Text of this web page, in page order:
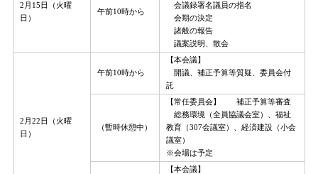
2月15日（火曜
日）
午前10時から
会議録署名議員の指名
会期の決定
諸般の報告
議案説明、散会
2月22日（火曜
日）
午前10時から
【本会議】
開議、補正予算等質疑、委員会付
託
（暫時休憩中）
【常任委員会】 補正予算等審査
総務環境（全員協議会室）、福祉
教育（307会議室）、経済建設（小会
議室）
※会場は予定
【本会議】